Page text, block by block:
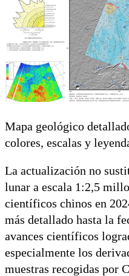
Mapa geológico
colores, escalas y
La actualización no
lunar a escala 1:2,5
científicos chinos en
más detallado hasta la
avances científicos
especialmente los
muestras recogidas por